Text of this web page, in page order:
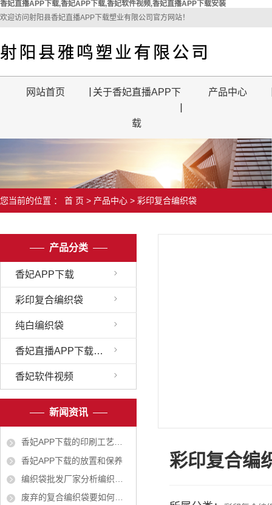
香妃直播APP下载,香妃APP下载,香妃软件视频,香妃直播APP下载安装
欢迎访问射阳县香妃直播APP下载塑业有限公司官方网站！
网站首页 关于香妃直播APP下
载
产品中心
您当前的位置 ： 首 页 > 产品中心 > 彩印复合编织袋
产品分类
香妃APP下载
彩印复合编织袋
纯白编织袋
香妃直播APP下载安装
香妃软件视频
新闻资讯
香妃APP下载的印刷工艺越来越广
香妃APP下载的放置和保养
编织袋批发厂家分析编织袋对人体有无危害
废弃的复合编织袋要如何处理
彩印复合编